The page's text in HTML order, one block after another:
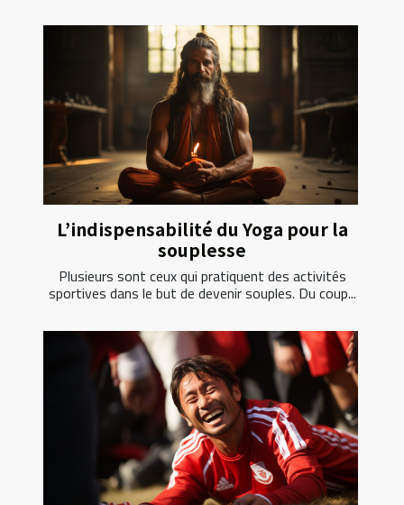
L’indispensabilité du Yoga pour la
souplesse
Plusieurs sont ceux qui pratiquent des activités
sportives dans le but de devenir souples. Du coup...